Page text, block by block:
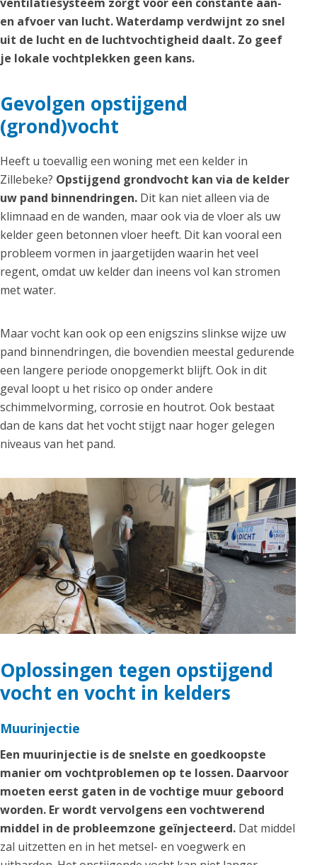
en afvoer van lucht. Waterdamp verdwijnt zo snel
uit de lucht en de luchtvochtigheid daalt. Zo geef
je lokale vochtplekken geen kans.
Gevolgen opstijgend
(grond)vocht
Heeft u toevallig een woning met een kelder in
Zillebeke? Opstijgend grondvocht kan via de kelder
uw pand binnendringen. Dit kan niet alleen via de
klimnaad en de wanden, maar ook via de vloer als uw
kelder geen betonnen vloer heeft. Dit kan vooral een
probleem vormen in jaargetijden waarin het veel
regent, omdat uw kelder dan ineens vol kan stromen
met water.
Maar vocht kan ook op een enigszins slinkse wijze uw
pand binnendringen, die bovendien meestal gedurende
een langere periode onopgemerkt blijft. Ook in dit
geval loopt u het risico op onder andere
schimmelvorming, corrosie en houtrot. Ook bestaat
dan de kans dat het vocht stijgt naar hoger gelegen
niveaus van het pand.
Oplossingen tegen opstijgend
vocht en vocht in kelders
Muurinjectie
Een muurinjectie is de snelste en goedkoopste
manier om vochtproblemen op te lossen. Daarvoor
moeten eerst gaten in de vochtige muur geboord
worden. Er wordt vervolgens een vochtwerend
middel in de probleemzone geïnjecteerd. Dat middel
zal uitzetten en in het metsel- en voegwerk en